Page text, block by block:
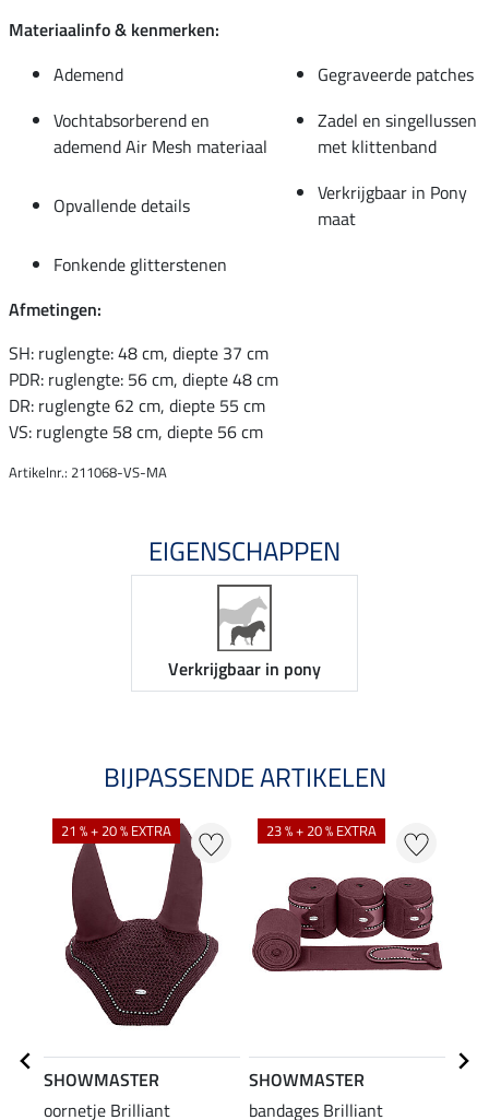
Materiaalinfo & kenmerken:
Ademend
Gegraveerde patches
Vochtabsorberend en
ademend Air Mesh materiaal
Zadel en singellussen
met klittenband
Opvallende details
Verkrijgbaar in Pony
maat
Fonkende glitterstenen
Afmetingen:
SH: ruglengte: 48 cm, diepte 37 cm
PDR: ruglengte: 56 cm, diepte 48 cm
DR: ruglengte 62 cm, diepte 55 cm
VS: ruglengte 58 cm, diepte 56 cm
Artikelnr.: 211068-VS-MA
EIGENSCHAPPEN
Verkrijgbaar in pony
BIJPASSENDE ARTIKELEN
21 % + 20 % EXTRA
SHOWMASTER
oornetje Brilliant
23 % + 20 % EXTRA
SHOWMASTER
bandages Brilliant